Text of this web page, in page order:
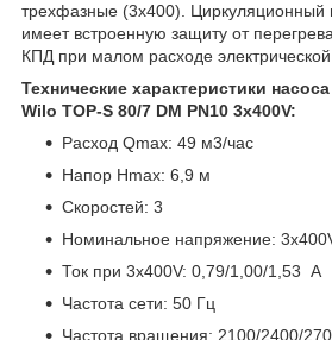
трехфазные (3х400). Циркуляционный
имеет встроенную защиту от
КПД при малом расходе электрической
Технические характеристики
Wilo TOP-S 80/7 DM PN10 3х400V:
Расход Qmax: 49 м3/час
Напор Нmax: 6,9 м
Скоростей: 3
Номинальное напряжение:
Ток при 3х400V: 0,79/1,00/1,53 A
Частота сети: 50 Гц
Частота вращения: 2100/2400/